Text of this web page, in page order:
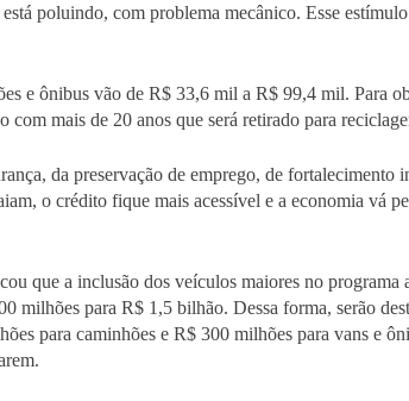
poluindo, com problema mecânico. Esse
e ônibus vão de R$ 33,6 mil a R$ 99,4 mil. Para
mais de 20 anos que será retirado para
da preservação de emprego, de fortalecimento
o crédito fique mais acessível e a economia vá
que a inclusão dos veículos maiores no programa
milhões para R$ 1,5 bilhão. Dessa forma, serão
para caminhões e R$ 300 milhões para vans e